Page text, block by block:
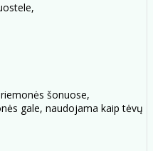
šonuose,
gale, naudojama kaip tėvų